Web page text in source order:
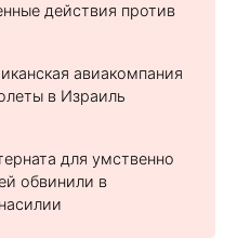
действия против
авиакомпания
в Израиль
для умственно
обвинили в